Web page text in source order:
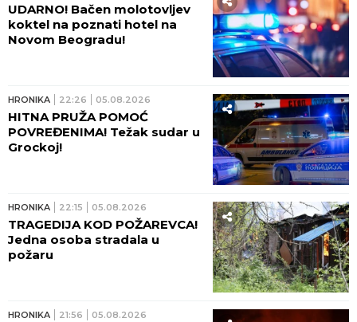
UDARNO! Bačen molotovljev
koktel na poznati hotel na
Novom Beogradu!
HRONIKA 22:26 05.08.2026
HITNA PRUŽA POMOĆ
POVREĐENIMA! Težak sudar u
Grockoj!
HRONIKA 22:15 05.08.2026
TRAGEDIJA KOD POŽAREVCA!
Jedna osoba stradala u
požaru
HRONIKA 21:56 05.08.2026